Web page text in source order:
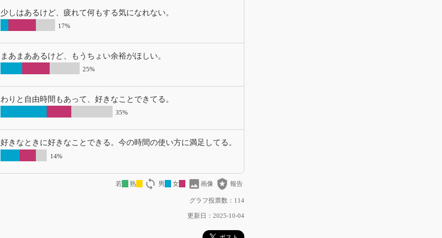
少しはあるけど、疲れて何もする気になれない。
17%
まあまああるけど、もうちょい余裕がほしい。
25%
わりと自由時間もあって、好きなことできてる。
35%
好きなときに好きなことできる。今の時間の使い方に満足してる。
14%
若 熟 loop 男 女 image画像 local_police 報告
グラフ投票数：114
更新日：2025-10-04